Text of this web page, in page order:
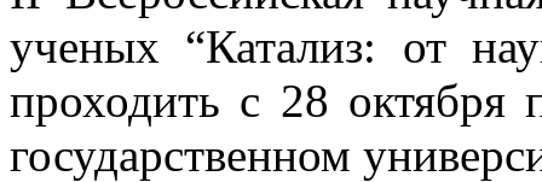
ученых “Катализ: от
проходить с 28
государственном